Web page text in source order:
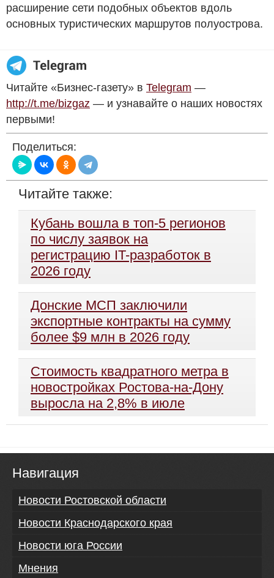
расширение сети подобных объектов вдоль
основных туристических маршрутов полуострова.
Читайте «Бизнес-газету» в Telegram —
http://t.me/bizgaz — и узнавайте о наших новостях
первыми!
Поделиться:
Читайте также:
Кубань вошла в топ-5 регионов
по числу заявок на
регистрацию IT-разработок в
2026 году
Донские МСП заключили
экспортные контракты на сумму
более $9 млн в 2026 году
Стоимость квадратного метра в
новостройках Ростова-на-Дону
выросла на 2,8% в июле
Навигация
Новости Ростовской области
Новости Краснодарского края
Новости юга России
Мнения